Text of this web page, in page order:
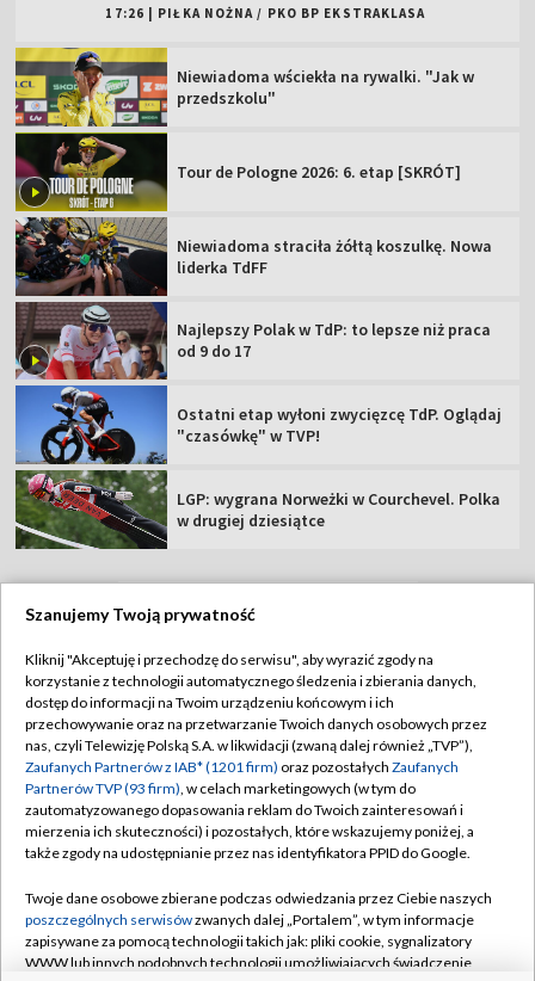
17:26 PIŁKA NOŻNA / PKO BP EKSTRAKLASA
Niewiadoma wściekła na rywalki. "Jak w
przedszkolu"
Tour de Pologne 2026: 6. etap [SKRÓT]
Niewiadoma straciła żółtą koszulkę. Nowa
liderka TdFF
Najlepszy Polak w TdP: to lepsze niż praca
od 9 do 17
Ostatni etap wyłoni zwycięzcę TdP. Oglądaj
"czasówkę" w TVP!
LGP: wygrana Norweżki w Courchevel. Polka
w drugiej dziesiątce
Abonament TVP
Sklep TVP
Biuro Reklamy
Oferta Handlowa
Telegazeta ogłoszenia
Rada Programowa
Ogłoszenia przetargowe
Regulamin TVP
Polityka prywatności
Moje zgody
Biuro reklamy
Kontakt
Kanały
©2026 Telewizja Polska Spółka Akcyjna w likwidacji
Szanujemy Twoją prywatność
Kliknij "Akceptuję i przechodzę do serwisu", aby wyrazić zgody na
korzystanie z technologii automatycznego śledzenia i zbierania danych,
dostęp do informacji na Twoim urządzeniu końcowym i ich
przechowywanie oraz na przetwarzanie Twoich danych osobowych przez
nas, czyli Telewizję Polską S.A. w likwidacji (zwaną dalej również „TVP”),
Zaufanych Partnerów z IAB* (1201 firm) oraz pozostałych Zaufanych
Partnerów TVP (93 firm), w celach marketingowych (w tym do
zautomatyzowanego dopasowania reklam do Twoich zainteresowań i
mierzenia ich skuteczności) i pozostałych, które wskazujemy poniżej, a
także zgody na udostępnianie przez nas identyfikatora PPID do Google.
Twoje dane osobowe zbierane podczas odwiedzania przez Ciebie naszych
poszczególnych serwisówzwanych dalej „Portalem”, w tym informacje
zapisywane za pomocą technologii takich jak: pliki cookie, sygnalizatory
WWW lub innych podobnych technologii umożliwiających świadczenie